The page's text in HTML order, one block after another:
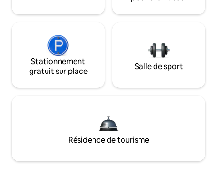
Stationnement
gratuit sur place
Salle de sport
Résidence de tourisme